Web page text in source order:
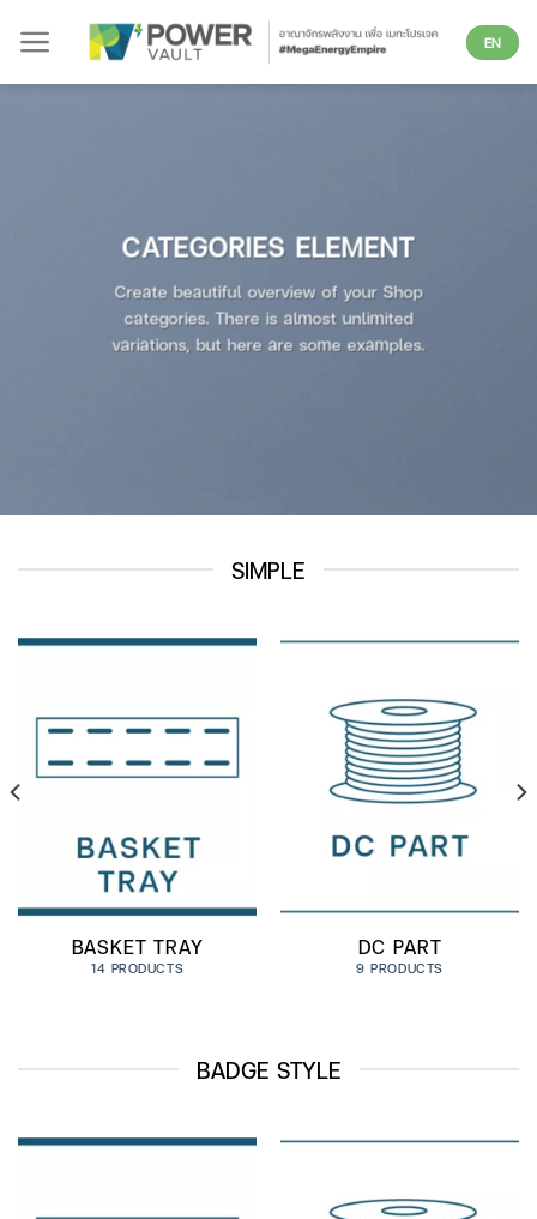
content
EN
CATEGORIES ELEMENT
Create beautiful overview of your Shop
categories. There is almost unlimited
variations, but here are some examples.
SIMPLE
BASKET TRAY
14 PRODUCTS
DC PART
9 PRODUCTS
BADGE STYLE